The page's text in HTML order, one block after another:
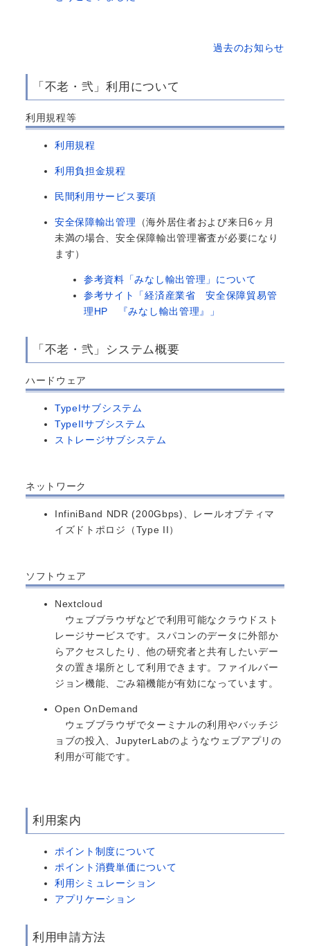
過去のお知らせ
「不老・弐」利用について
利用規程等
利用規程
利用負担金規程
民間利用サービス要項
安全保障輸出管理 （海外居住者および来日6ヶ月
未満の場合、安全保障輸出管理審査が必要になり
ます）
参考資料「みなし輸出管理」について
参考サイト「経済産業省 安全保障貿易管
理HP 『みなし輸出管理』」
「不老・弐」システム概要
ハードウェア
TypeIサブシステム
TypeIIサブシステム
ストレージサブシステム
ネットワーク
InfiniBand NDR (200Gbps)、レールオプティマ
イズドトポロジ（Type II）
ソフトウェア
Nextcloud
ウェブブラウザなどで利用可能なクラウドスト
レージサービスです。スパコンのデータに外部か
らアクセスしたり、他の研究者と共有したいデー
タの置き場所として利用できます。ファイルバー
ジョン機能、ごみ箱機能が有効になっています。
Open OnDemand
ウェブブラウザでターミナルの利用やバッチジ
ョブの投入、JupyterLabのようなウェブアプリの
利用が可能です。
利用案内
ポイント制度について
ポイント消費単価について
利用シミュレーション
アプリケーション
利用申請方法